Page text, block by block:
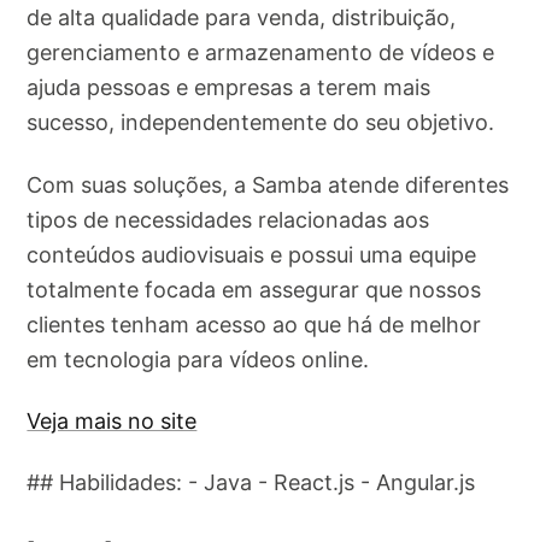
de alta qualidade para venda, distribuição,
gerenciamento e armazenamento de vídeos e
ajuda pessoas e empresas a terem mais
sucesso, independentemente do seu objetivo.
Com suas soluções, a Samba atende diferentes
tipos de necessidades relacionadas aos
conteúdos audiovisuais e possui uma equipe
totalmente focada em assegurar que nossos
clientes tenham acesso ao que há de melhor
em tecnologia para vídeos online.
Veja mais no site
## Habilidades: - Java - React.js - Angular.js